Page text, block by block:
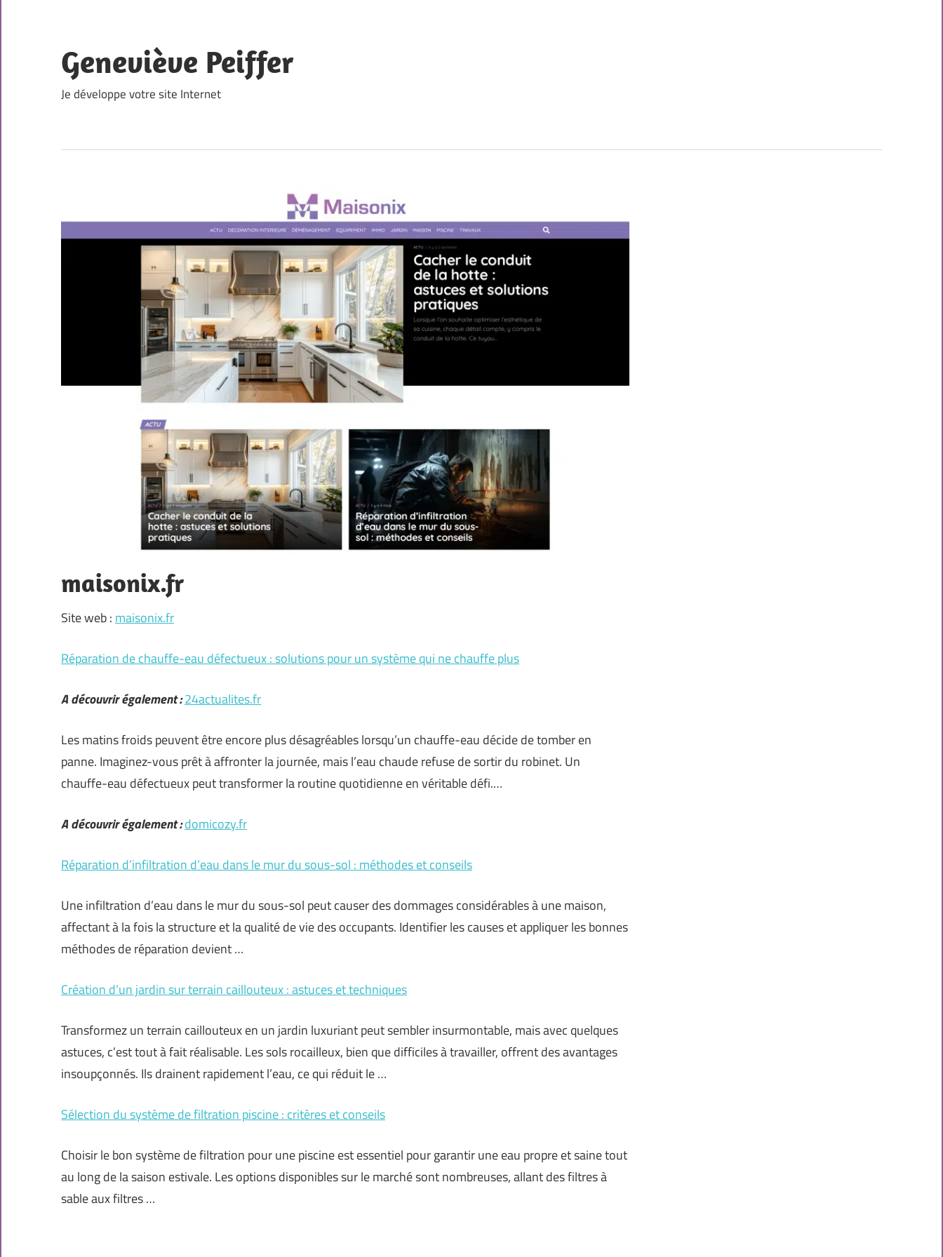
content
Geneviève Peiffer
Je développe votre site Internet
maisonix.fr
Site web : maisonix.fr
Réparation de chauffe-eau défectueux : solutions pour un système qui ne chauffe plus
A découvrir également :24actualites.fr
Les matins froids peuvent être encore plus désagréables lorsqu’un chauffe-eau décide de tomber en
panne. Imaginez-vous prêt à affronter la journée, mais l’eau chaude refuse de sortir du robinet. Un
chauffe-eau défectueux peut transformer la routine quotidienne en véritable défi.…
A découvrir également :domicozy.fr
Réparation d’infiltration d’eau dans le mur du sous-sol : méthodes et conseils
Une infiltration d’eau dans le mur du sous-sol peut causer des dommages considérables à une maison,
affectant à la fois la structure et la qualité de vie des occupants. Identifier les causes et appliquer les bonnes
méthodes de réparation devient …
Création d’un jardin sur terrain caillouteux : astuces et techniques
Transformez un terrain caillouteux en un jardin luxuriant peut sembler insurmontable, mais avec quelques
astuces, c’est tout à fait réalisable. Les sols rocailleux, bien que difficiles à travailler, offrent des avantages
insoupçonnés. Ils drainent rapidement l’eau, ce qui réduit le …
Sélection du système de filtration piscine : critères et conseils
Choisir le bon système de filtration pour une piscine est essentiel pour garantir une eau propre et saine tout
au long de la saison estivale. Les options disponibles sur le marché sont nombreuses, allant des filtres à
sable aux filtres …